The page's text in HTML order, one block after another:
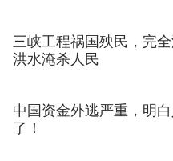
三峡工程祸国殃民，完
洪水淹杀人民
中国资金外逃严重，明
了！